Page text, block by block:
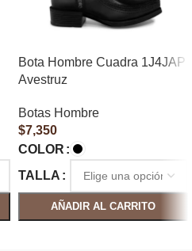
Bota Hombre Cuadra 1J4JAP
Avestruz
Botas Hombre
$7,350
COLOR
TALLA
AÑADIR AL CARRITO